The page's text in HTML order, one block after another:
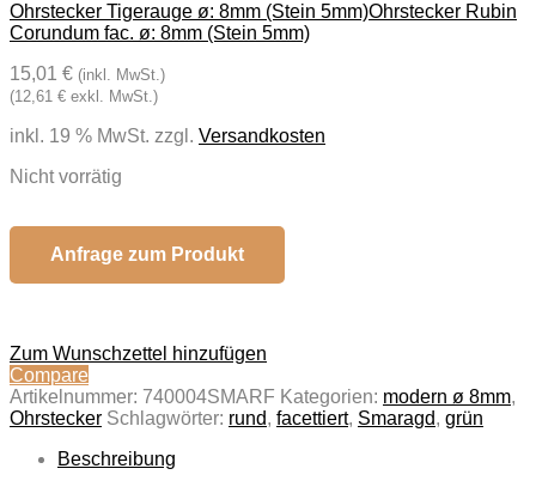
Ohrstecker Tigerauge ø: 8mm (Stein 5mm)Ohrstecker Rubin
Corundum fac. ø: 8mm (Stein 5mm)
15,01 € (inkl. MwSt.)
(12,61 € exkl. MwSt.)
inkl. 19 % MwSt. zzgl. Versandkosten
Nicht vorrätig
Anfrage zum Produkt
Zum Wunschzettel hinzufügen
Compare
Artikelnummer: 740004SMARF Kategorien: modern ø 8mm,
Ohrstecker Schlagwörter: rund, facettiert, Smaragd, grün
Beschreibung